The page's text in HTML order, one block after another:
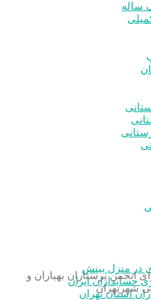
ساله
در منزل بینش
حسابداران ایران
استان تهران
پرستاران بهیاران و
شهرتهران